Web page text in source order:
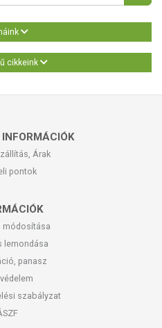
cikkeink
Árak
pontok
módosítása
lemondása
panasz
szabályzat